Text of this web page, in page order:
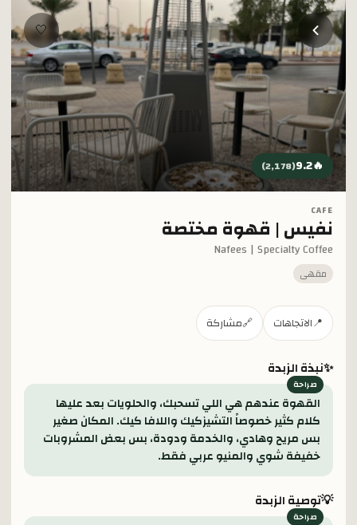
تخطي إلى المحتوى الرئيسي
🤍
🔥
9.2
(
2,178
)
CAFE
نفيس | قهوة مختصة
Nafees | Specialty Coffee
مقهى
📍الاتجاهات 🔗مشاركة
✨نبذة الزبدة
القهوة عندهم هي اللي تسحبك، والحلويات بعد عليها
كلام كثير خصوصاً التشيزكيك واللافا كيك. المكان صغير
بس مريح وهادي، والخدمة ودودة، بس بعض المشروبات
خفيفة شوي والمنيو عربي فقط.
💡توصية الزبدة